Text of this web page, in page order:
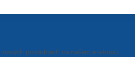
produktech na našem e-shopu.